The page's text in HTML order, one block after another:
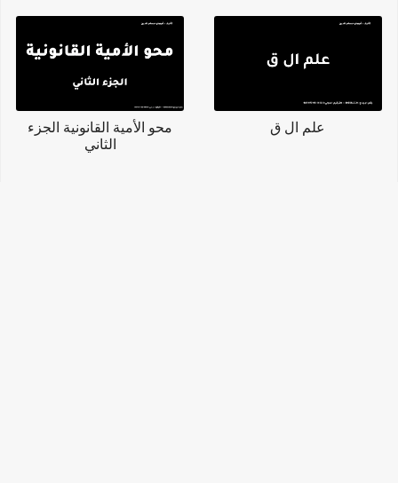
محو الأمية القانونية الجزء
الثاني
علم ال ق